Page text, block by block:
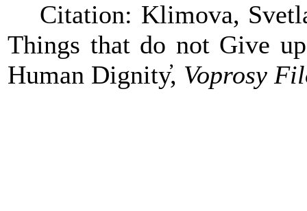
Citation: Klimova,
Things that do not Give
Human Dignity̕, Voprosy